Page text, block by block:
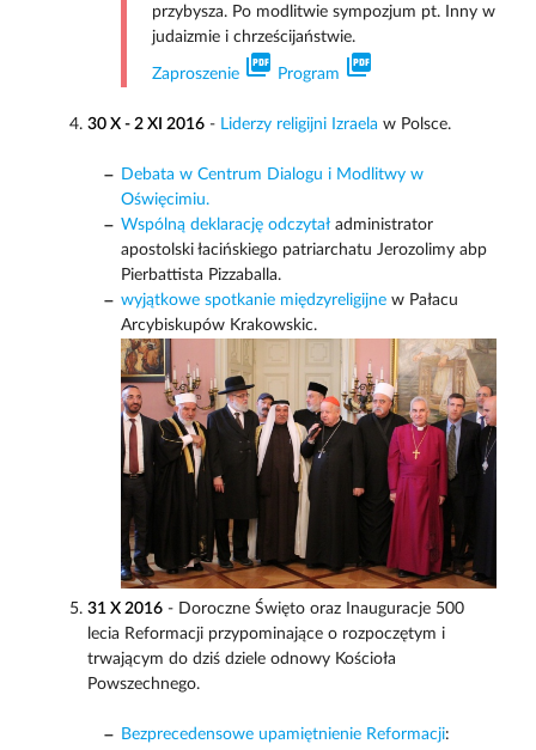
przybysza. Po modlitwie sympozjum pt. Inny w
judaizmie i chrześcijaństwie.
Zaproszenie picture_as_pdf Program picture_as_pdf
30 X - 2 XI 2016- Liderzy religijni Izraela w Polsce.
Debata w Centrum Dialogu i Modlitwy w
Oświęcimiu.
Wspólną deklarację odczytaładministrator
apostolski łacińskiego patriarchatu Jerozolimy abp
Pierbattista Pizzaballa.
wyjątkowe spotkanie międzyreligijnew Pałacu
Arcybiskupów Krakowskic.
31 X 2016- Doroczne Święto oraz Inauguracje 500
lecia Reformacji przypominające o rozpoczętym i
trwającym do dziś dziele odnowy Kościoła
Powszechnego.
Bezprecedensowe upamiętnienie Reformacji: